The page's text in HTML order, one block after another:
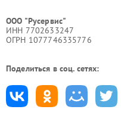
ООО "Русервис"
ИНН 7702633247
ОГРН 1077746335776
Поделиться в соц. сетях: